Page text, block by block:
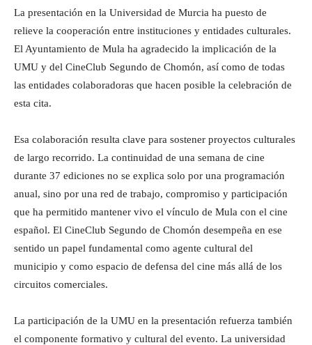
La presentación en la Universidad de Murcia ha puesto de
relieve la cooperación entre instituciones y entidades culturales.
El Ayuntamiento de Mula ha agradecido la implicación de la
UMU y del CineClub Segundo de Chomón, así como de todas
las entidades colaboradoras que hacen posible la celebración de
esta cita.
Esa colaboración resulta clave para sostener proyectos culturales
de largo recorrido. La continuidad de una semana de cine
durante 37 ediciones no se explica solo por una programación
anual, sino por una red de trabajo, compromiso y participación
que ha permitido mantener vivo el vínculo de Mula con el cine
español. El CineClub Segundo de Chomón desempeña en ese
sentido un papel fundamental como agente cultural del
municipio y como espacio de defensa del cine más allá de los
circuitos comerciales.
La participación de la UMU en la presentación refuerza también
el componente formativo y cultural del evento. La universidad